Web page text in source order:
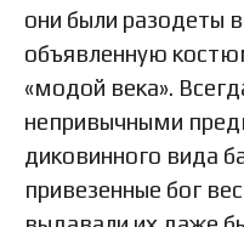
они были разодеты
объявленную
«модой века».
непривычными
диковинного вида
привезенные бог